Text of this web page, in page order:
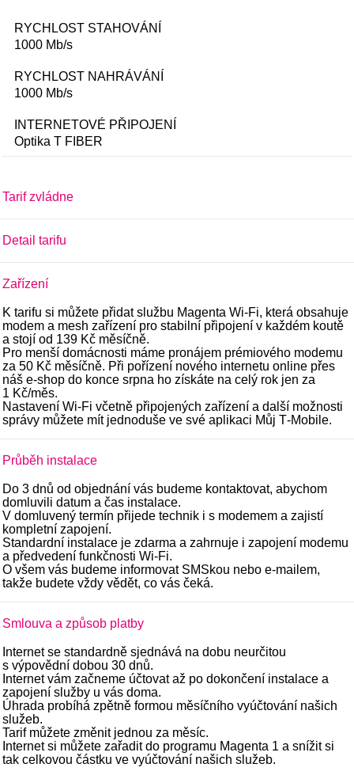
RYCHLOST STAHOVÁNÍ
1000 Mb/s
RYCHLOST NAHRÁVÁNÍ
1000 Mb/s
INTERNETOVÉ PŘIPOJENÍ
Optika T FIBER
Tarif zvládne
Detail tarifu
Zařízení
K tarifu si můžete přidat službu Magenta Wi‑Fi, která obsahuje
modem a mesh zařízení pro stabilní připojení v každém koutě
a stojí od 139 Kč měsíčně.
Pro menší domácnosti máme pronájem prémiového modemu
za 50 Kč měsíčně. Při pořízení nového internetu online přes
náš e‑shop do konce srpna ho získáte na celý rok jen za
1 Kč/měs.
Nastavení Wi‑Fi včetně připojených zařízení a další možnosti
správy můžete mít jednoduše ve své aplikaci Můj T‑Mobile.
Průběh instalace
Do 3 dnů od objednání vás budeme kontaktovat, abychom
domluvili datum a čas instalace.
V domluvený termín přijede technik i s modemem a zajistí
kompletní zapojení.
Standardní instalace je zdarma a zahrnuje i zapojení modemu
a předvedení funkčnosti Wi-Fi.
O všem vás budeme informovat SMSkou nebo e-mailem,
takže budete vždy vědět, co vás čeká.
Smlouva a způsob platby
Internet se standardně sjednává na dobu neurčitou
s výpovědní dobou 30 dnů.
Internet vám začneme účtovat až po dokončení instalace a
zapojení služby u vás doma.
Úhrada probíhá zpětně formou měsíčního vyúčtování našich
služeb.
Tarif můžete změnit jednou za měsíc.
Internet si můžete zařadit do programu Magenta 1 a snížit si
tak celkovou částku ve vyúčtování našich služeb.